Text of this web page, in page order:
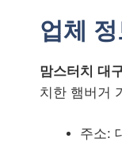
업체
맘스터치 대
치한 햄버거
주소: